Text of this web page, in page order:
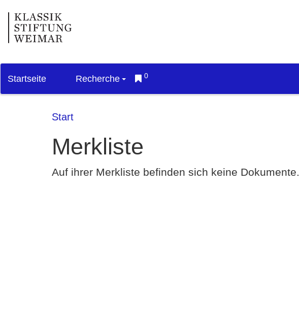
Startseite Recherche 0
Start
Merkliste
Auf ihrer Merkliste befinden sich keine Dokumente.